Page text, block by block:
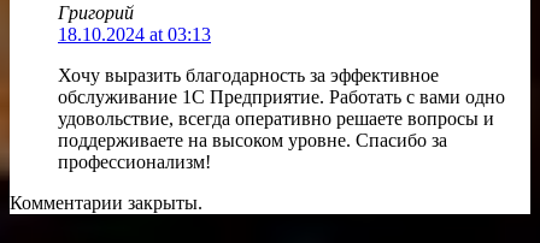
Григорий
18.10.2024 at 03:13
Хочу выразить благодарность за эффективное
обслуживание 1С Предприятие. Работать с вами одно
удовольствие, всегда оперативно решаете вопросы и
поддерживаете на высоком уровне. Спасибо за
профессионализм!
Комментарии закрыты.